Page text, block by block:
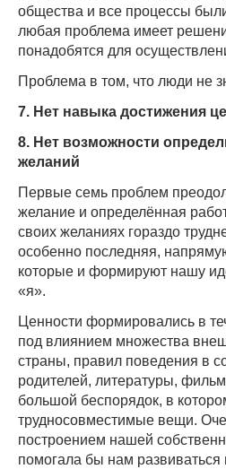
общества и все процессы
любая проблема имеет
понадобятся для
Проблема в том, что люди не
7. Нет навыка достижения
8. Нет возможности
желаний
Первые семь проблем
желание и определённая
своих желаниях гораздо
особенно последняя,
которые и формируют нашу
«я».
Ценности формировались в
под влиянием множества
страны, правил поведения в
родителей, литературы,
большой беспорядок, в
трудносовместимые вещи.
построением нашей
помогала бы нам